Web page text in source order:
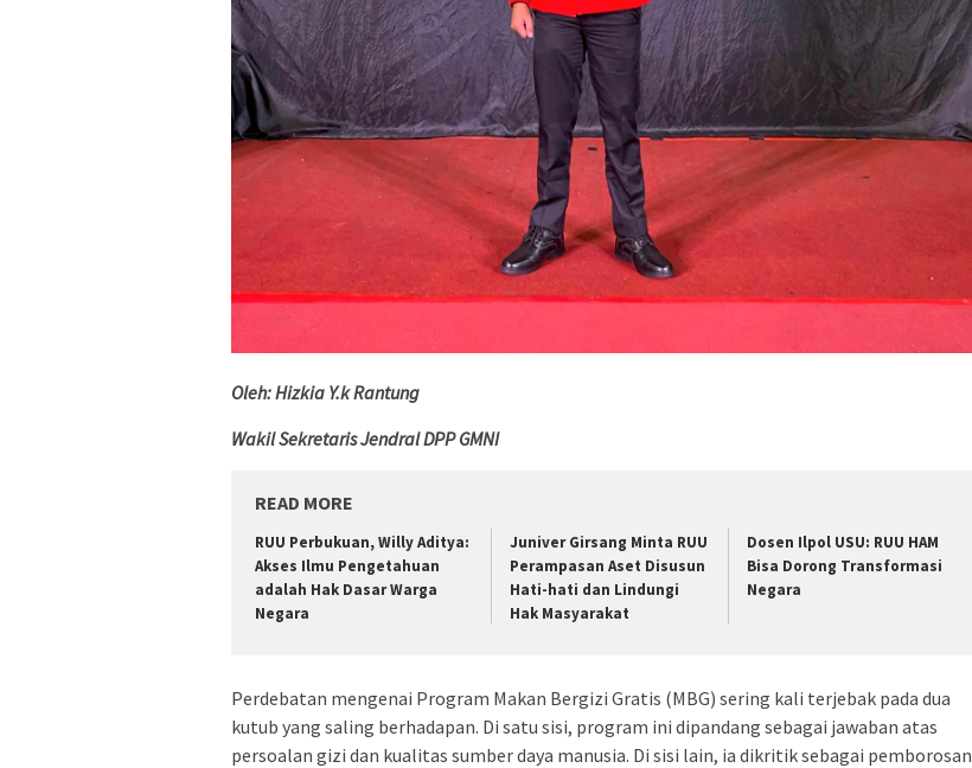
Oleh: Hizkia Y.k Rantung
Wakil Sekretaris Jendral DPP GMNI
READ MORE
RUU Perbukuan, Willy Aditya:
Akses Ilmu Pengetahuan
adalah Hak Dasar Warga
Negara
Juniver Girsang Minta RUU
Perampasan Aset Disusun
Hati-hati dan Lindungi
Hak Masyarakat
Dosen Ilpol USU: RUU HAM
Bisa Dorong Transformasi
Negara
Perdebatan mengenai Program Makan Bergizi Gratis (MBG) sering kali terjebak pada dua
kutub yang saling berhadapan. Di satu sisi, program ini dipandang sebagai jawaban atas
persoalan gizi dan kualitas sumber daya manusia. Di sisi lain, ia dikritik sebagai pemborosan